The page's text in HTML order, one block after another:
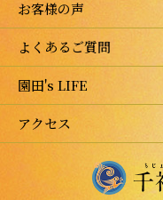
お客様の声
よくあるご質問
園田's LIFE
アクセス